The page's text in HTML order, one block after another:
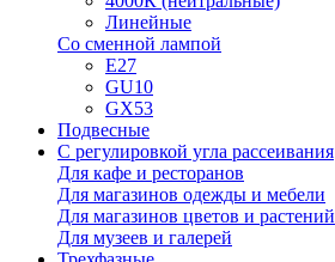
Линейные
Со сменной лампой
E27
GU10
GX53
Подвесные
С регулировкой угла рассеивания
Для кафе и ресторанов
Для магазинов одежды и мебели
Для магазинов цветов и растений
Для музеев и галерей